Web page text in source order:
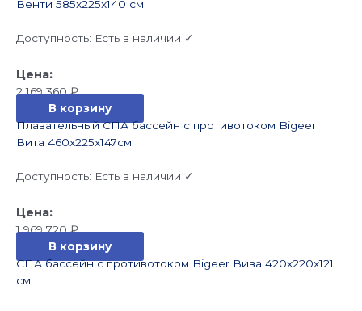
Венти 585x225x140 см
Доступность: Есть в наличии ✓
2 169 360₽
В корзину
Плавательный СПА бассейн с противотоком Bigeer
Вита 460x225x147см
Доступность: Есть в наличии ✓
1 969 720₽
В корзину
СПА бассейн с противотоком Bigeer Вива 420x220x121
см